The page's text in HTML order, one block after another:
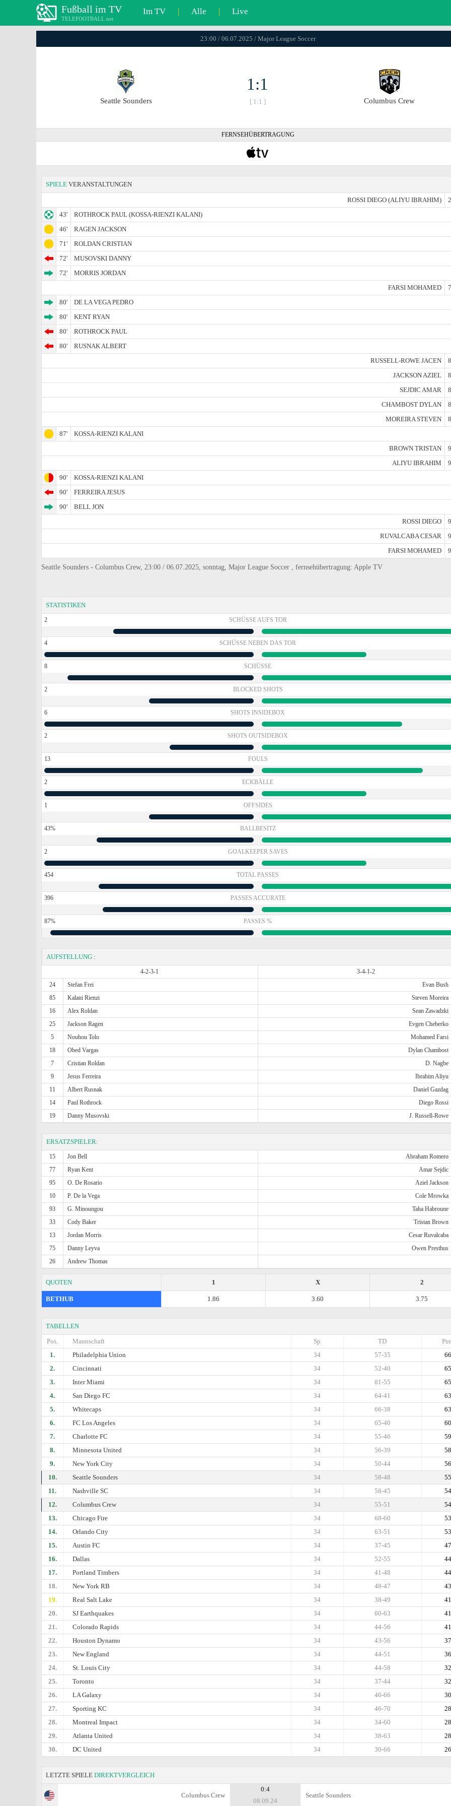
Fußball im TV
TELEFOOTBALL.net
Im TV | Alle | Live
23:00 / 06.07.2025 / Major League Soccer
Seattle Sounders
1:1
[ 1:1 ] Columbus Crew
FERNSEHÜBERTRAGUNG
SPIELE VERANSTALTUNGEN
ROSSI DIEGO (ALIYU IBRAHIM)
43'
ROTHROCK PAUL (KOSSA-RIENZI KALANI)
46'
RAGEN JACKSON
71'
ROLDAN CRISTIAN
72'
MUSOVSKI DANNY
72'
MORRIS JORDAN
FARSI MOHAMED
80'
DE LA VEGA PEDRO
80'
KENT RYAN
80'
ROTHROCK PAUL
80'
RUSNAK ALBERT
RUSSELL-ROWE JACEN
JACKSON AZIEL
SEJDIC AMAR
CHAMBOST DYLAN
MOREIRA STEVEN
87'
KOSSA-RIENZI KALANI
BROWN TRISTAN
ALIYU IBRAHIM
90'
KOSSA-RIENZI KALANI
90'
FERREIRA JESUS
90'
BELL JON
ROSSI DIEGO
RUVALCABA CESAR
FARSI MOHAMED
Seattle Sounders - Columbus Crew, 23:00 / 06.07.2025, sonntag, Major League Soccer , fernsehübertragung: Apple TV
STATISTIKEN
2 SCHÜSSE AUFS TOR
4 SCHÜSSE NEBEN DAS TOR
8 SCHÜSSE
2 BLOCKED SHOTS
6 SHOTS INSIDEBOX
2 SHOTS OUTSIDEBOX
13 FOULS
2 ECKBÄLLE
1 OFFSIDES
43% BALLBESITZ
2 GOALKEEPER SAVES
454 TOTAL PASSES
396 PASSES ACCURATE
87% PASSES %
AUFSTELLUNG :
4-2-3-1
3-4-1-2
24
Stefan Frei Evan Bush
85
Kalani Rienzi Steven Moreira
16
Alex Roldan Sean Zawadzki
25
Jackson Ragen Evgen Cheberko
5
Nouhou Tolo Mohamed Farsi
18
Obed Vargas Dylan Chambost
7
Cristian Roldan D. Nagbe
9
Jesus Ferreira Ibrahim Aliyu
11
Albert Rusnak Daniel Gazdag
14
Paul Rothrock Diego Rossi
19
Danny Musovski J. Russell-Rowe
ERSATZSPIELER:
15 Jon Bell Abraham Romero
77
Ryan Kent Amar Sejdic
95
O. De Rosario Aziel Jackson
10
P. De la Vega Cole Mrowka
93
G. Minoungou Taha Habroune
33
Cody Baker Tristan Brown
13
Jordan Morris Cesar Ruvalcaba
75
Danny Leyva Owen Presthus
26
Andrew Thomas
QUOTEN 2
X
1
BETHUB 3.75
3.60
1.86
TABELLEN
Pos.
Mannschaft TD
Sp
1.
Philadelphia Union 66
57-35
34
2.
Cincinnati 65
52-40
34
3.
Inter Miami 65
81-55
34
4.
San Diego FC 63
64-41
34
5.
Whitecaps 63
66-38
34
6.
FC Los Angeles 60
65-40
34
7.
Charlotte FC 59
55-46
34
8.
Minnesota United 58
56-39
34
9.
New York City 56
50-44
34
10.
Seattle Sounders 55
58-48
34
11.
Nashville SC 54
58-45
34
12.
Columbus Crew 54
55-51
34
13.
Chicago Fire 53
68-60
34
14.
Orlando City 53
63-51
34
15.
Austin FC 47
37-45
34
16.
Dallas 44
52-55
34
17.
Portland Timbers 44
41-48
34
18.
New York RB 43
48-47
34
19.
Real Salt Lake 41
38-49
34
20.
SJ Earthquakes 41
60-63
34
21.
Colorado Rapids 41
44-56
34
22.
Houston Dynamo 37
43-56
34
23.
New England 36
44-51
34
24.
St. Louis City 32
44-58
34
25.
Toronto 32
37-44
34
26.
LA Galaxy 30
46-66
34
27.
Sporting KC 28
46-70
34
28.
Montreal Impact 28
34-60
34
29.
Atlanta United 28
38-63
34
30.
DC United 26
30-66
34
LETZTE SPIELE DIREKTVERGLEICH
Columbus Crew
0:4
08.09.24
Seattle Sounders